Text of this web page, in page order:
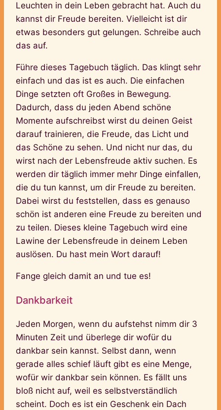
Leuchten in dein Leben gebracht hat. Auch du
kannst dir Freude bereiten. Vielleicht ist dir
etwas besonders gut gelungen. Schreibe auch
das auf.
Führe dieses Tagebuch täglich. Das klingt sehr
einfach und das ist es auch. Die einfachen
Dinge setzten oft Großes in Bewegung.
Dadurch, dass du jeden Abend schöne
Momente aufschreibst wirst du deinen Geist
darauf trainieren, die Freude, das Licht und
das Schöne zu sehen. Und nicht nur das, du
wirst nach der Lebensfreude aktiv suchen. Es
werden dir täglich immer mehr Dinge einfallen,
die du tun kannst, um dir Freude zu bereiten.
Dabei wirst du feststellen, dass es genauso
schön ist anderen eine Freude zu bereiten und
zu teilen. Dieses kleine Tagebuch wird eine
Lawine der Lebensfreude in deinem Leben
auslösen. Du hast mein Wort darauf!
Fange gleich damit an und tue es!
Dankbarkeit
Jeden Morgen, wenn du aufstehst nimm dir 3
Minuten Zeit und überlege dir wofür du
dankbar sein kannst. Selbst dann, wenn
gerade alles schief läuft gibt es eine Menge,
wofür wir dankbar sein können. Es fällt uns
bloß nicht auf, weil es selbstverständlich
scheint. Doch es ist ein Geschenk ein Dach